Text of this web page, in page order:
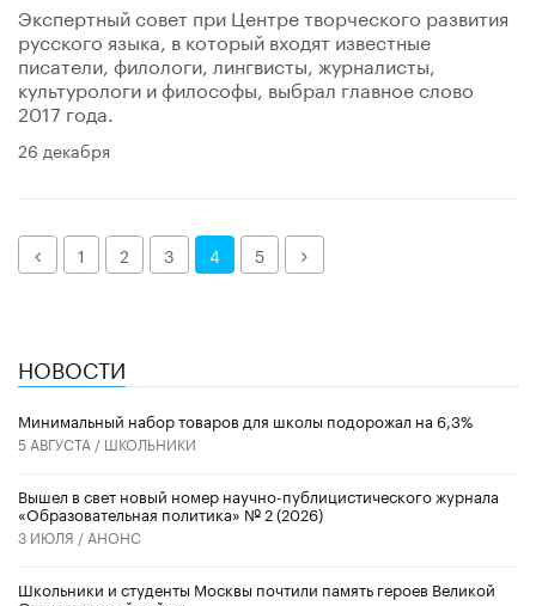
Экспертный совет при Центре творческого развития
русского языка, в который входят известные
писатели, филологи, лингвисты, журналисты,
культурологи и философы, выбрал главное слово
2017 года.
26 декабря
Назад1 2 3 4 5 Далее
НОВОСТИ
Минимальный набор товаров для школы подорожал на 6,3%
5 АВГУСТА / ШКОЛЬНИКИ
Вышел в свет новый номер научно-публицистического журнала
«Образовательная политика» № 2 (2026)
3 ИЮЛЯ / АНОНС
Школьники и студенты Москвы почтили память героев Великой